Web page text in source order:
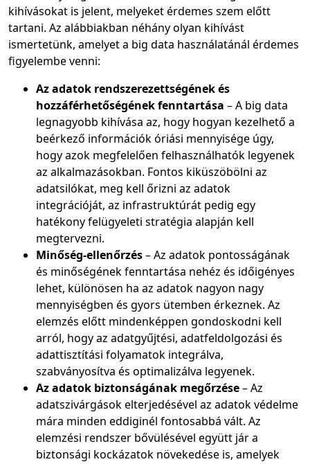
kihívásokat is jelent, melyeket érdemes szem előtt
tartani. Az alábbiakban néhány olyan kihívást
ismertetünk, amelyet a big data használatánál érdemes
figyelembe venni:
Az adatok rendszerezettségének és
hozzáférhetőségének fenntartása – A big data
legnagyobb kihívása az, hogy hogyan kezelhető a
beérkező információk óriási mennyisége úgy,
hogy azok megfelelően felhasználhatók legyenek
az alkalmazásokban. Fontos kiküszöbölni az
adatsilókat, meg kell őrizni az adatok
integrációját, az infrastruktúrát pedig egy
hatékony felügyeleti stratégia alapján kell
megtervezni.
Minőség-ellenőrzés– Az adatok pontosságának
és minőségének fenntartása nehéz és időigényes
lehet, különösen ha az adatok nagyon nagy
mennyiségben és gyors ütemben érkeznek. Az
elemzés előtt mindenképpen gondoskodni kell
arról, hogy az adatgyűjtési, adatfeldolgozási és
adattisztítási folyamatok integrálva,
szabványosítva és optimalizálva legyenek.
Az adatok biztonságának megőrzése– Az
adatszivárgások elterjedésével az adatok védelme
mára minden eddiginél fontosabbá vált. Az
elemzési rendszer bővülésével együtt jár a
biztonsági kockázatok növekedése is, amelyek